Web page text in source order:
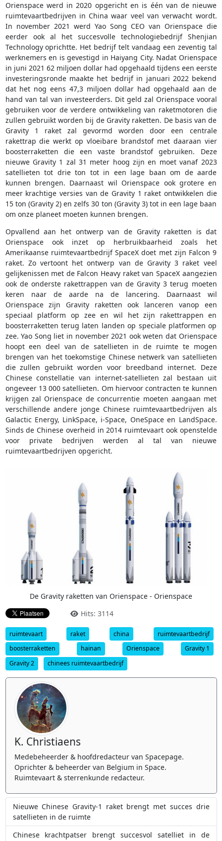
Orienspace werd in 2020 opgericht en is één van de nieuwe
ruimtevaartbedrijven in China waar veel van verwacht wordt.
In november 2021 werd Yao Song CEO van Orienspace die
eerder ook al het succesvolle technologiebedrijf Shenjian
Technology oprichtte. Het bedrijf telt vandaag een zeventig tal
werknemers en is gevestigd in Haiyang City. Nadat Orienspace
in juni 2021 62 miljoen dollar had opgehaald tijdens een eerste
investeringsronde maakte het bedrijf in januari 2022 bekend
dat het nog eens 47,3 miljoen dollar had opgehaald aan de
hand van tal van investeerders. Dit geld zal Orienspace vooral
gebruiken voor de verdere ontwikkeling van raketmotoren die
zullen gebruikt worden bij de Gravity raketten. De basis van de
Gravity 1 raket zal gevormd worden door een centrale
rakettrap die werkt op vloeibare brandstof met daaraan vier
boosterraketten die een vaste brandstof gebruiken. Deze
nieuwe Gravity 1 zal 31 meter hoog zijn en moet vanaf 2023
satellieten tot drie ton tot in een lage baan om de aarde
kunnen brengen. Daarnaast wil Orienspace ook grotere en
meer krachtige versies van de Gravity 1 raket ontwikkelen die
15 ton (Gravity 2) en zelfs 30 ton (Gravity 3) tot in een lage baan
om onze planeet moeten kunnen brengen.
Opvallend aan het ontwerp van de Gravity raketten is dat
Orienspace ook inzet op herbruikbaarheid zoals het
Amerikaanse ruimtevaartbedrijf SpaceX doet met zijn Falcon 9
raket. Zo vertoont het ontwerp van de Gravity 3 raket veel
gelijkenissen met de Falcon Heavy raket van SpaceX aangezien
ook de onderste rakettrappen van de Gravity 3 terug moeten
keren naar de aarde na de lancering. Daarnaast wil
Orienspace zijn Gravity raketten ook lanceren vanop een
speciaal platform op zee en wil het zijn rakettrappen en
boosterraketten terug laten landen op speciale platformen op
zee. Yao Song liet in november 2021 ook weten dat Orienspace
hoopt een deel van de satellieten in de ruimte te mogen
brengen van het toekomstige Chinese netwerk van satellieten
die zullen gebruikt worden voor breedband internet. Deze
Chinese constellatie van internet-satellieten zal bestaan uit
ongeveer 13 000 satellieten. Om hiervoor contracten te kunnen
krijgen zal Orienspace de concurrentie moeten aangaan met
verschillende andere jonge Chinese ruimtevaartbedrijven als
Galactic Energy, LinkSpace, i-Space, OneSpace en LandSpace.
Sinds de Chinese overheid in 2014 ruimtevaart ook openstelde
voor private bedrijven werden al tal van nieuwe
ruimtevaartbedrijven opgericht.
De Gravity raketten van Orienspace - Orienspace
Hits: 3114
ruimtevaart raket china
ruimtevaartbedrijf
boosterraketten
hainan Orienspace
Gravity 1
Gravity 2
chinees ruimtevaartbedrijf
K. Christiaens
Medebeheerder & hoofdredacteur van Spacepage.
Oprichter & beheerder van Belgium in Space.
Ruimtevaart & sterrenkunde redacteur.
Nieuwe Chinese Gravity-1 raket brengt met succes drie
satellieten in de ruimte
Chinese krachtpatser brengt succesvol satelliet in de